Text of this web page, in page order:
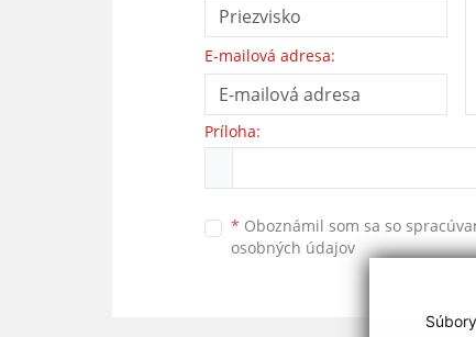
E-mailová adresa:
Príloha:
* Oboznámil som sa so
osobných údajov